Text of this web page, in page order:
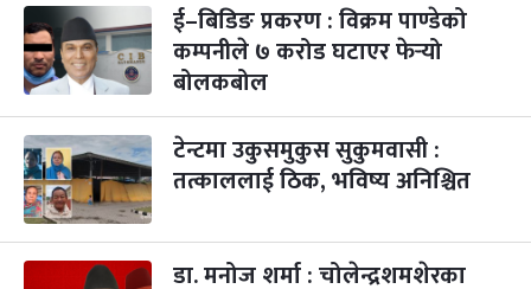
३
मंगल
महानवमी
कार्तिक ३, २०८३-Oct 20, 2026
२ महिना बाँकी
४
५
बिहि
पापा‌ङ्कुशा एकादशी व्रत
कार्तिक ५, २०८३
२ महिना बाँकी
कुकुर तिहार ३ महिना बाँकी
ई–बिडिङ प्रकरण : विक्रम पाण्डेको
कम्पनीले ७ करोड घटाएर फेर्‍यो
बोलकबोल
टेन्टमा उकुसमुकुस सुकुमवासी :
तत्काललाई ठिक, भविष्य अनिश्चित
डा. मनोज शर्मा : चोलेन्द्रशमशेरका